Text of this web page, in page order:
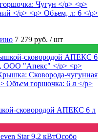
7 279 руб. / шт
сковородой АПЕКС 6 л